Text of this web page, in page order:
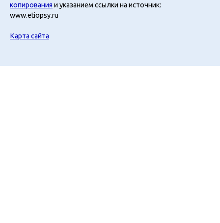
копирования и указанием ссылки на источник:
www.etiopsy.ru
Карта сайта